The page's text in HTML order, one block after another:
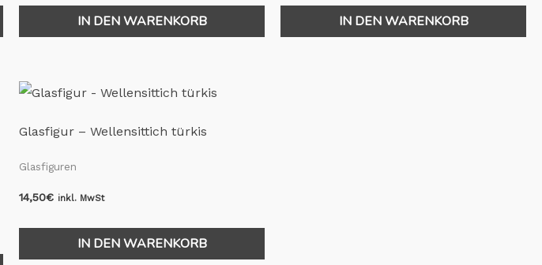
IN DEN WARENKORB IN DEN WARENKORB
Glasfigur – Wellensittich türkis
Glasfiguren
14,50€ inkl. MwSt
IN DEN WARENKORB